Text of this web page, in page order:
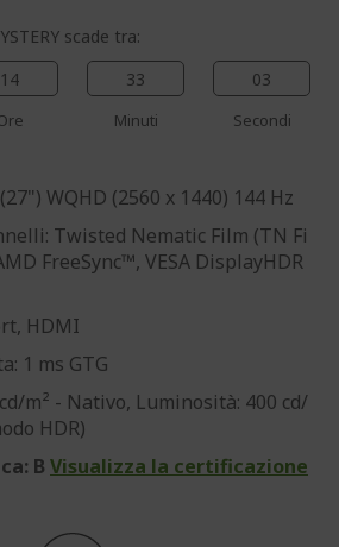
il codice
scade tra:
14 33
Minuti
03
Secondi
WQHD (2560 x 1440) 144 Hz
Twisted Nematic Film (TN Fi
FreeSync™, VESA DisplayHDR
HDMI
1 ms GTG
m² - Nativo, Luminosità: 400 cd/
HDR)
B Visualizza la certificazione